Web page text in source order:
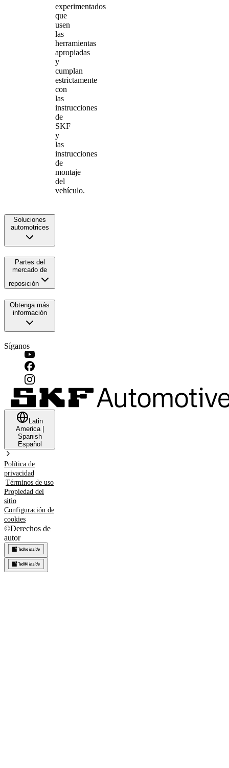
experimentados
que
usen
las
herramientas
apropiadas
y
cumplan
estrictamente
con
las
instrucciones
de
SKF
y
las
instrucciones
de
montaje
del
vehículo.
Soluciones
automotrices
Partes del
mercado de
reposición
Obtenga más
información
Síganos
Latin
America|
Spanish
Español
Política de
privacidad
Términos de uso
Propiedad del
sitio
Configuración de
cookies
©Derechos de
autor